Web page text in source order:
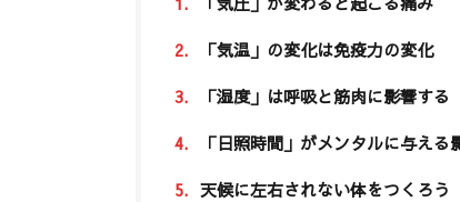
2.
「気温」の変化は免疫力の変化
3.
「湿度」は呼吸と筋肉に影響する
4.
「日照時間」がメンタルに与える
5. 天候に左右されない体をつくろう